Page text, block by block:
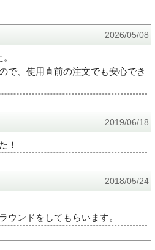
2026/05/08
で、使用直前の注文でも安心でき
2019/06/18
！
2018/05/24
ウンドをしてもらいます。